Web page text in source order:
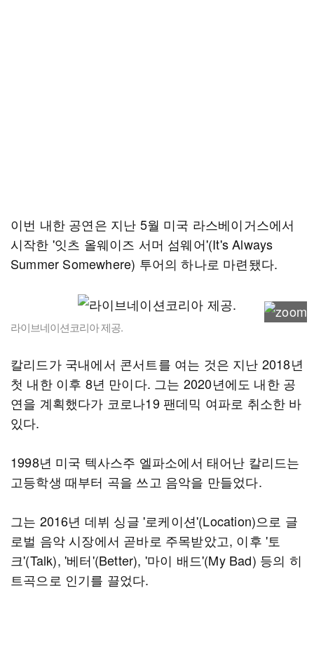
이번 내한 공연은 지난 5월 미국 라스베이거스에서
시작한 '잇츠 올웨이즈 서머 섬웨어'(It's Always
Summer Somewhere) 투어의 하나로 마련됐다.
라이브네이션코리아 제공.
칼리드가 국내에서 콘서트를 여는 것은 지난 2018년
첫 내한 이후 8년 만이다. 그는 2020년에도 내한 공
연을 계획했다가 코로나19 팬데믹 여파로 취소한 바
있다.
1998년 미국 텍사스주 엘파소에서 태어난 칼리드는
고등학생 때부터 곡을 쓰고 음악을 만들었다.
그는 2016년 데뷔 싱글 '로케이션'(Location)으로 글
로벌 음악 시장에서 곧바로 주목받았고, 이후 '토
크'(Talk), '베터'(Better), '마이 배드'(My Bad) 등의 히
트곡으로 인기를 끌었다.